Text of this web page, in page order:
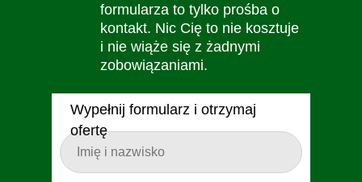
Wypełnij formularz i otrzymaj
ofertę
formularza to tylko prośba o
kontakt. Nic Cię to nie kosztuje
i nie wiąże się z żadnymi
zobowiązaniami.